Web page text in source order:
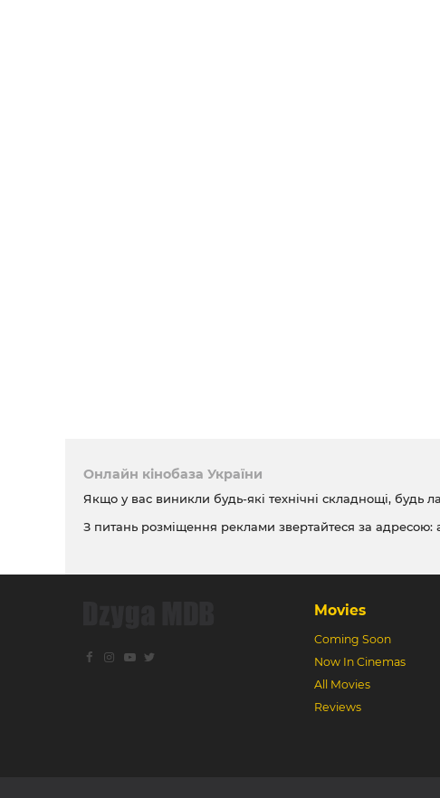
Онлайн кінобаза України
Якщо у вас виникли будь-які технічні складнощі, будь
З питань розміщення реклами звертайтеся за адресою:
Movies
Coming Soon
Now In Cinemas
All Movies
Reviews